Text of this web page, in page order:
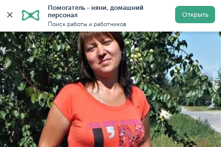
Помогатель - няни, домашний
персонал
Поиск работы и работников
Открыть
Главная Сиделки Сиделки в Санкт-Петербурге